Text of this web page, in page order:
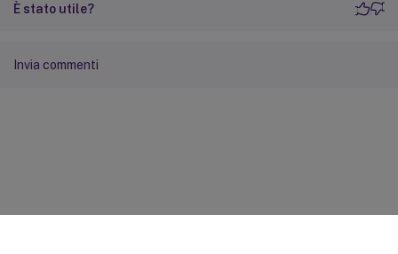
È stato utile?
Invia commenti